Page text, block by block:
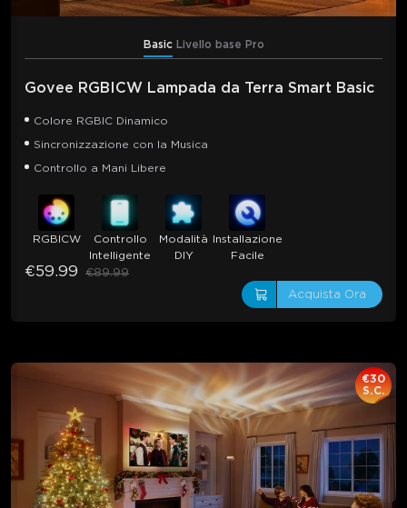
Basic Livello base Pro
Govee RGBICW Lampada da Terra Smart Basic
Colore RGBIC Dinamico
Sincronizzazione con la Musica
Controllo a Mani Libere
RGBICW
Controllo
Intelligente
Modalità
DIY
Installazione
Facile
€59.99
€89.99
Acquista Ora
€30
S.C.